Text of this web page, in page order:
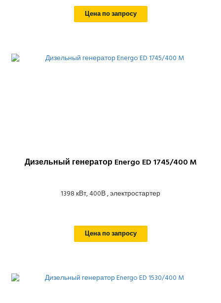
Цена по запросу
Дизельный генератор Energo ED 1745/400 M
1398 кВт, 400В , электростартер
Цена по запросу